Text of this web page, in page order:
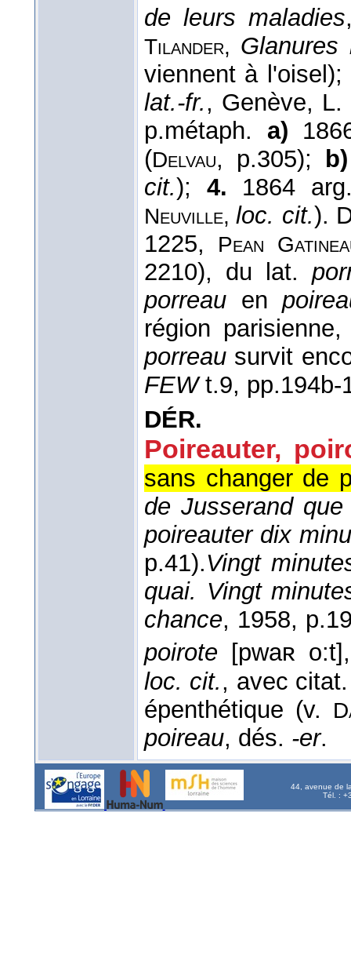
de leurs maladies
Tilander, Glanures
viennent à l'oisel);
lat.-fr., Genève,
p.métaph. a)
(Delvau, p.305); b)
cit.); 4. 1864
Neuville,loc. cit.).
1225,
Pean
2210), du lat.
porreau en
région
porreau survit
FEWt.9, pp.194b-
DÉR.
Poireauter,
sans changer de
de Jusserand
poireauter dix
p.41).Vingt
quai. Vingt
chance, 1958,
poirote [pwaʀ
loc. cit., avec
épenthétique (v.
poireau, dés. -er.
44, avenue de
Tél. :